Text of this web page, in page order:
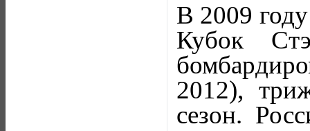
В 2009
Кубок
2012),
сезон.